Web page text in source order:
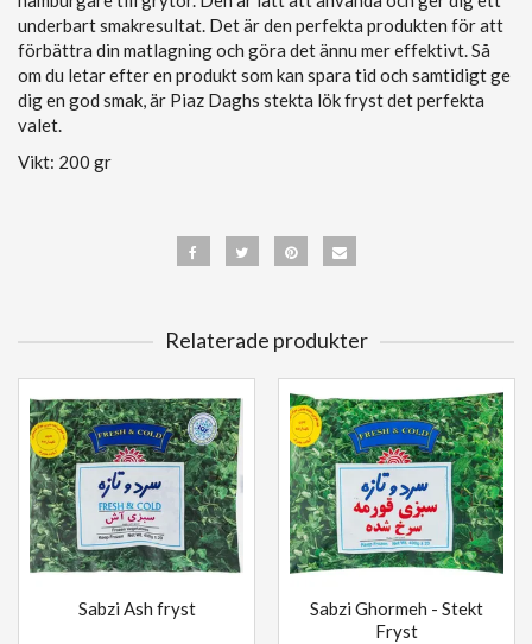
underbart smakresultat. Det är den perfekta produkten för att
förbättra din matlagning och göra det ännu mer effektivt. Så
om du letar efter en produkt som kan spara tid och samtidigt ge
dig en god smak, är Piaz Daghs stekta lök fryst det perfekta
valet.
Vikt: 200 gr
Relaterade produkter
Sabzi Ash fryst
Sabzi Ghormeh - Stekt
Fryst